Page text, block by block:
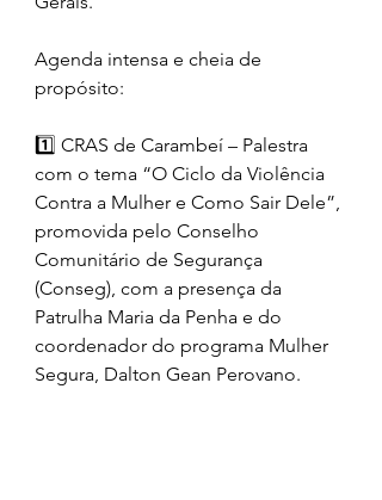
Agenda intensa e cheia de
propósito:
1️⃣ CRAS de Carambeí – Palestra
com o tema “O Ciclo da Violência
Contra a Mulher e Como Sair Dele”,
promovida pelo Conselho
Comunitário de Segurança
(Conseg), com a presença da
Patrulha Maria da Penha e do
coordenador do programa Mulher
Segura, Dalton Gean Perovano.